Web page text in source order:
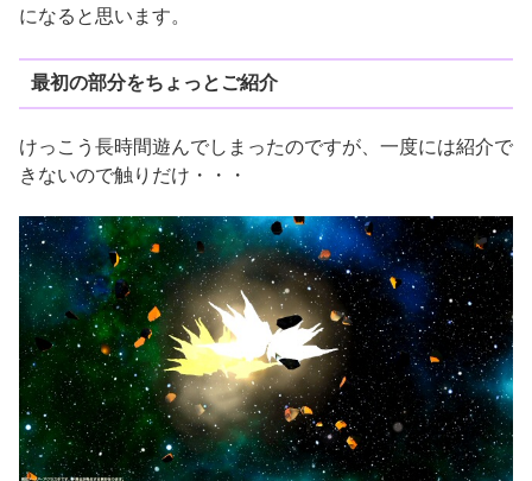
になると思います。
最初の部分をちょっとご紹介
けっこう長時間遊んでしまったのですが、一度には紹介で
きないので触りだけ・・・